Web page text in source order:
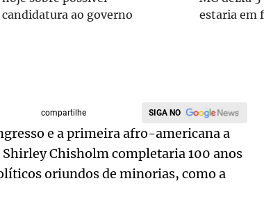
candidatura ao governo
estaria em
compartilhe SIGA NO
e a primeira afro-americana a
Chisholm completaria 100 anos
oriundos de minorias, como a